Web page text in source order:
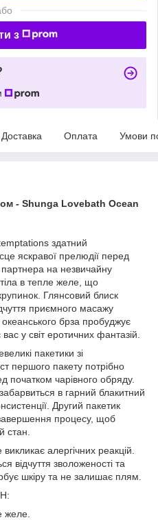
з
Доставка Оплата Умови
- Shunga Lovebath Ocean
здатний
яскравої прелюдії перед
на незвичайну
в тепле желе, що
Глянсовий блиск
приємного масажу
брза пробуджує
у світ еротичних фантазій.
пакетики зі
першого пакету потрібно
початком чарівного обряду.
в гарний блакитний
Другий пакетик
процесу, щоб
стан.
алергічних реакцій.
відчуття зволоженості та
шкіру та не залишає плям.
желе.